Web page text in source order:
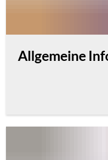
Allgemeine